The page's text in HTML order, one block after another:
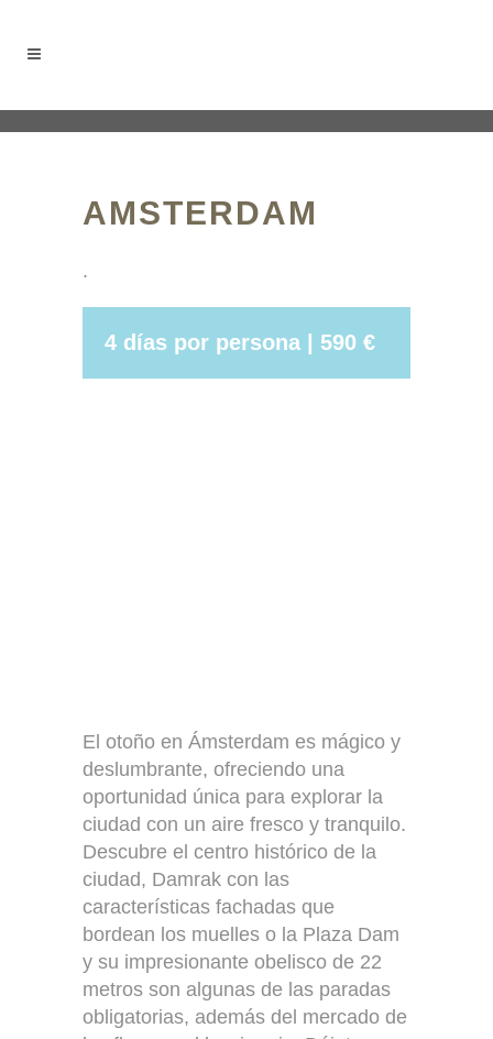
AMSTERDAM
.
4 días por persona | 590 €
El otoño en Ámsterdam es mágico y
deslumbrante, ofreciendo una
oportunidad única para explorar la
ciudad con un aire fresco y tranquilo.
Descubre el centro histórico de la
ciudad, Damrak con las
características fachadas que
bordean los muelles o la Plaza Dam
y su impresionante obelisco de 22
metros son algunas de las paradas
obligatorias, además del mercado de